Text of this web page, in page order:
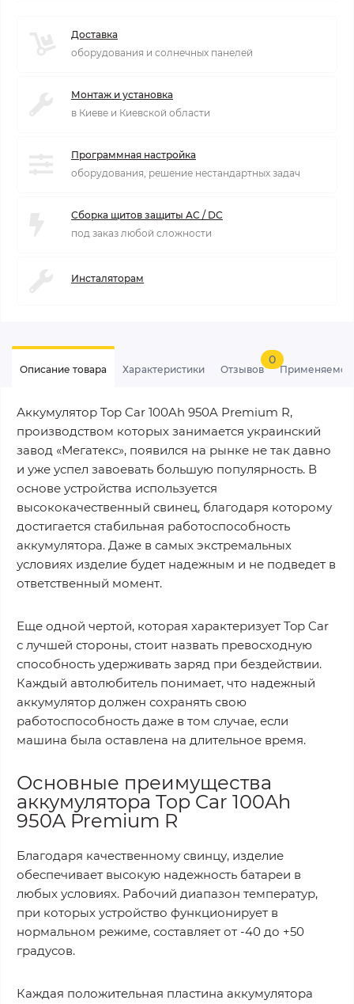
Доставка
оборудования и солнечных панелей
Монтаж и установка
в Киеве и Киевской области
Программная настройка
оборудования, решение нестандартных задач
Сборка щитов защиты AC / DC
под заказ любой сложности
Инсталяторам
Описание товара Характеристики Отзывов
0
Аккумулятор Top Car 100Ah 950A Premium R,
производством которых занимается украинский
завод «Мегатекс», появился на рынке не так давно
и уже успел завоевать большую популярность. В
основе устройства используется
высококачественный свинец, благодаря которому
достигается стабильная работоспособность
аккумулятора. Даже в самых экстремальных
условиях изделие будет надежным и не подведет в
ответственный момент.
Еще одной чертой, которая характеризует Top Car
с лучшей стороны, стоит назвать превосходную
способность удерживать заряд при бездействии.
Каждый автолюбитель понимает, что надежный
аккумулятор должен сохранять свою
работоспособность даже в том случае, если
машина была оставлена на длительное время.
Основные преимущества
аккумулятора Top Car 100Ah
950A Premium R
Благодаря качественному свинцу, изделие
обеспечивает высокую надежность батареи в
любых условиях. Рабочий диапазон температур,
при которых устройство функционирует в
нормальном режиме, составляет от -40 до +50
градусов.
Каждая положительная пластина аккумулятора